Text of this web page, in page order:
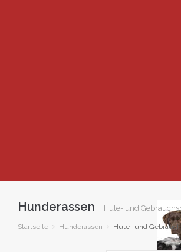
Hunderassen Hüte- und
Startseite Hunderassen Hüte- und